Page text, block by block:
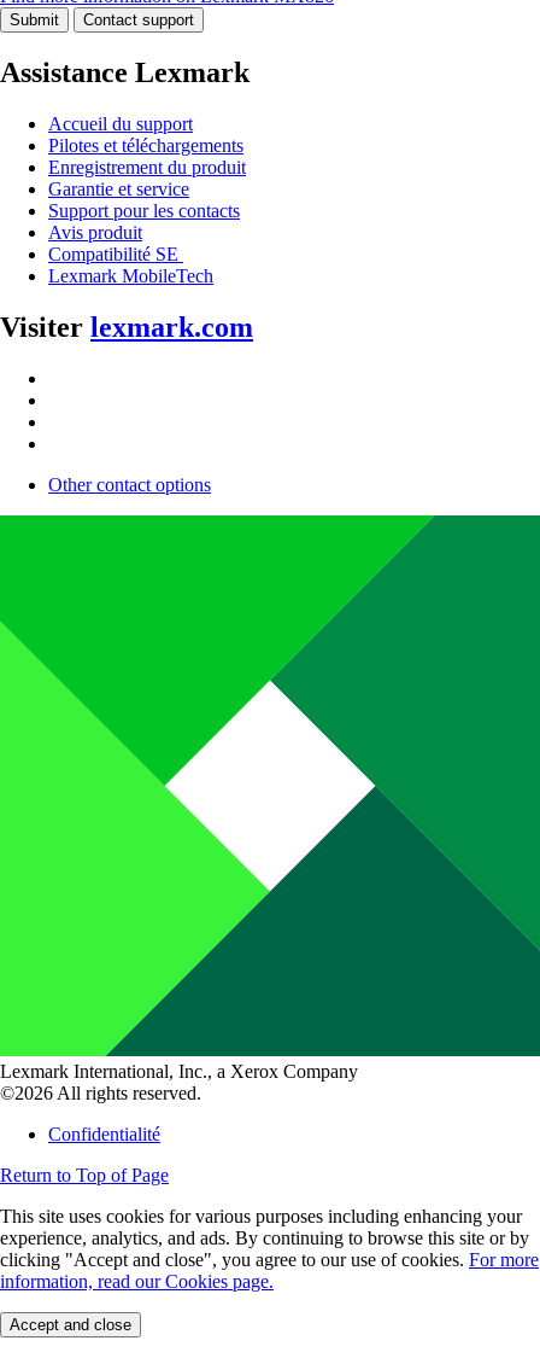
Submit Contact support
Assistance Lexmark
Accueil du support
Pilotes et téléchargements
Enregistrement du produit
Garantie et service
Support pour les contacts
Avis produit
Compatibilité SE
Lexmark MobileTech
Visiter lexmark.com
Other contact options
Lexmark International, Inc., a Xerox Company
©2026 All rights reserved.
Confidentialité
Return to Top of Page
This site uses cookies for various purposes including enhancing your
experience, analytics, and ads. By continuing to browse this site or by
clicking "Accept and close", you agree to our use of cookies. For more
information, read our Cookies page.
Accept and close